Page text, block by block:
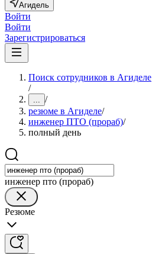
Агидель
Войти
Войти
Зарегистрироваться
Поиск сотрудников в Агиделе
/
... /
резюме в Агиделе/
инженер ПТО (прораб)/
полный день
инженер пто (прораб)
Резюме